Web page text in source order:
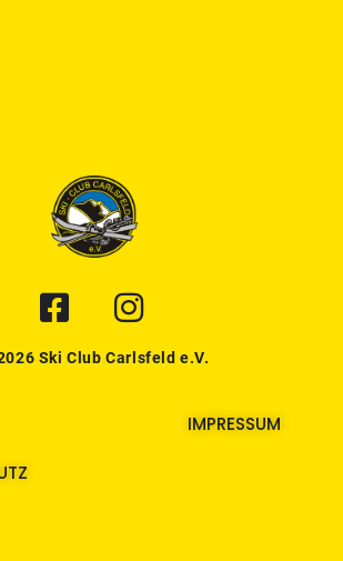
Ski Club Carlsfeld e.V.
IMPRESSUM